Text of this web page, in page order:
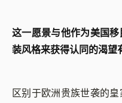
这一愿景与他作为美国
装风格来获得认同的渴望
区别于欧洲贵族世袭的